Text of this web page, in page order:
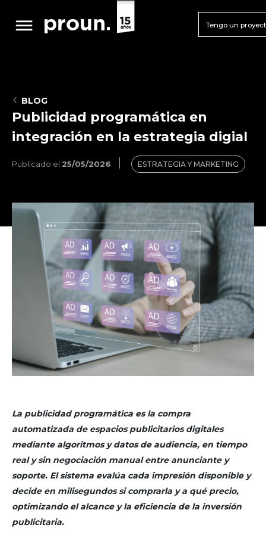
Tengo un
BLOG
Publicidad programática en
integración en la estrategia digial
Publicado el 25/05/2026 ESTRATEGIA Y MARKETING
La publicidad programática es la compra
automatizada de espacios publicitarios digitales
mediante algoritmos y datos de audiencia, en tiempo
real y sin negociación manual entre anunciante y
soporte. El sistema evalúa cada impresión disponible y
decide en milisegundos si comprarla y a qué precio,
optimizando el alcance y la eficiencia de la inversión
publicitaria.